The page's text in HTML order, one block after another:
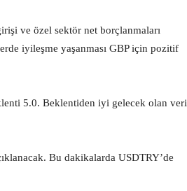
ve özel sektör net borçlanmaları
iyileşme yaşanması GBP için pozitif
5.0. Beklentiden iyi gelecek olan veri
Bu dakikalarda USDTRY’de